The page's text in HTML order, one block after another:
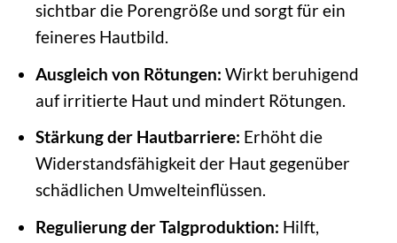
sichtbar die Porengröße und sorgt für ein
feineres Hautbild.
Ausgleich von Rötungen: Wirkt beruhigend
auf irritierte Haut und mindert Rötungen.
Stärkung der Hautbarriere: Erhöht die
Widerstandsfähigkeit der Haut gegenüber
schädlichen Umwelteinflüssen.
Regulierung der Talgproduktion: Hilft,